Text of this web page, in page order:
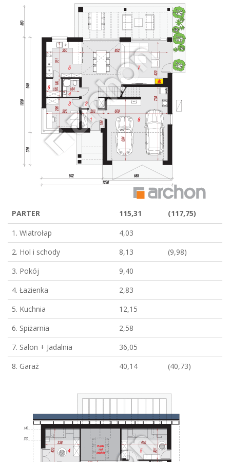
PARTER 115,31
(117,75)
1. Wiatrołap
4,03
2. Hol i schody
8,13
(9,98)
3. Pokój
9,40
4. Łazienka
2,83
5. Kuchnia
12,15
6. Spiżarnia
2,58
7. Salon + Jadalnia
36,05
8. Garaż
40,14 (40,73)